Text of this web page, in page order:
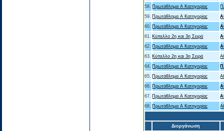
58. Πρωτάθλημα Α Κατηγορίας
59. Πρωτάθλημα Α Κατηγορίας
60. Πρωτάθλημα Α Κατηγορίας
61. Κύπελλο 2η και 3η Σειρά
62. Πρωτάθλημα Α Κατηγορίας
63. Κύπελλο 2η και 3η Σειρά
64. Πρωτάθλημα Α Κατηγορίας
65. Πρωτάθλημα Α Κατηγορίας
66. Πρωτάθλημα Α Κατηγορίας
67. Πρωτάθλημα Α Κατηγορίας
68. Πρωτάθλημα Α Κατηγορίας
Διοργάνωση